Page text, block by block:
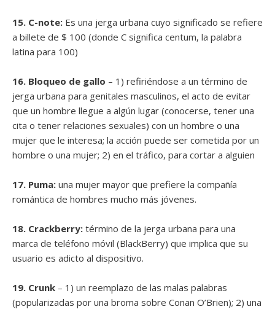
15. C-note: Es una jerga urbana cuyo significado se refiere
a billete de $ 100 (donde C significa centum, la palabra
latina para 100)
16. Bloqueo de gallo – 1) refiriéndose a un término de
jerga urbana para genitales masculinos, el acto de evitar
que un hombre llegue a algún lugar (conocerse, tener una
cita o tener relaciones sexuales) con un hombre o una
mujer que le interesa; la acción puede ser cometida por un
hombre o una mujer; 2) en el tráfico, para cortar a alguien
17. Puma: una mujer mayor que prefiere la compañía
romántica de hombres mucho más jóvenes.
18. Crackberry: término de la jerga urbana para una
marca de teléfono móvil (BlackBerry) que implica que su
usuario es adicto al dispositivo.
19. Crunk – 1) un reemplazo de las malas palabras
(popularizadas por una broma sobre Conan O’Brien); 2) una